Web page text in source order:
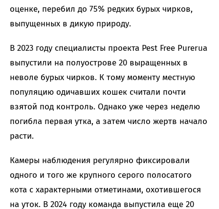
оценке, перебил до 75% редких бурых чирков,
выпущенных в дикую природу.
В 2023 году специалисты проекта Pest Free Purerua
выпустили на полуострове 20 выращенных в
неволе бурых чирков. К тому моменту местную
популяцию одичавших кошек считали почти
взятой под контроль. Однако уже через неделю
погибла первая утка, а затем число жертв начало
расти.
Камеры наблюдения регулярно фиксировали
одного и того же крупного серого полосатого
кота с характерными отметинами, охотившегося
на уток. В 2024 году команда выпустила еще 20